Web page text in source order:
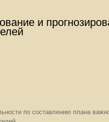
и
по составлению плана